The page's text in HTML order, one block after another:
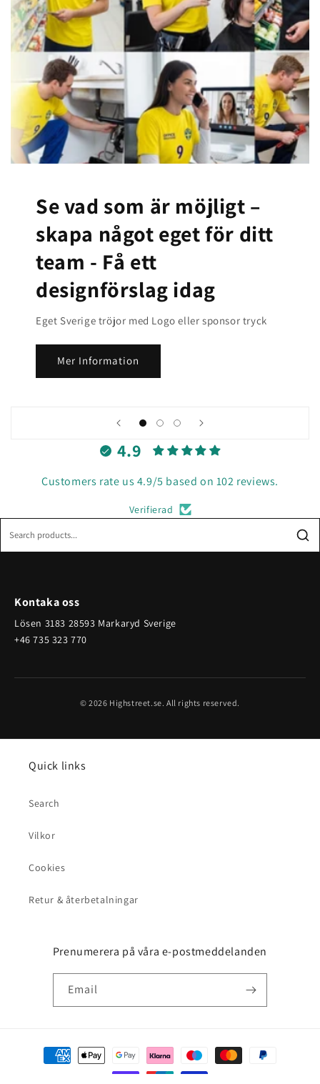
Se vad som är möjligt –
skapa något eget för ditt
team - Få ett
designförslag idag
Eget Sverige tröjor med Logo eller sponsor tryck
Mer Information
4.9
Customers rate us 4.9/5 based on 102 reviews.
Verifierad
Kontaka oss
Lösen 3183 28593 Markaryd Sverige
+46 735 323 770
© 2026 Highstreet.se. All rights reserved.
Quick links
Search
Vilkor
Cookies
Retur & återbetalningar
Prenumerera på våra e-postmeddelanden
Email
Payment
methods